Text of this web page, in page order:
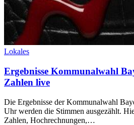
Lokales
Ergebnisse Kommunalwahl
Zahlen live
Die Ergebnisse der Kommunalwahl
Uhr werden die Stimmen ausgezählt.
Zahlen, Hochrechnungen,…